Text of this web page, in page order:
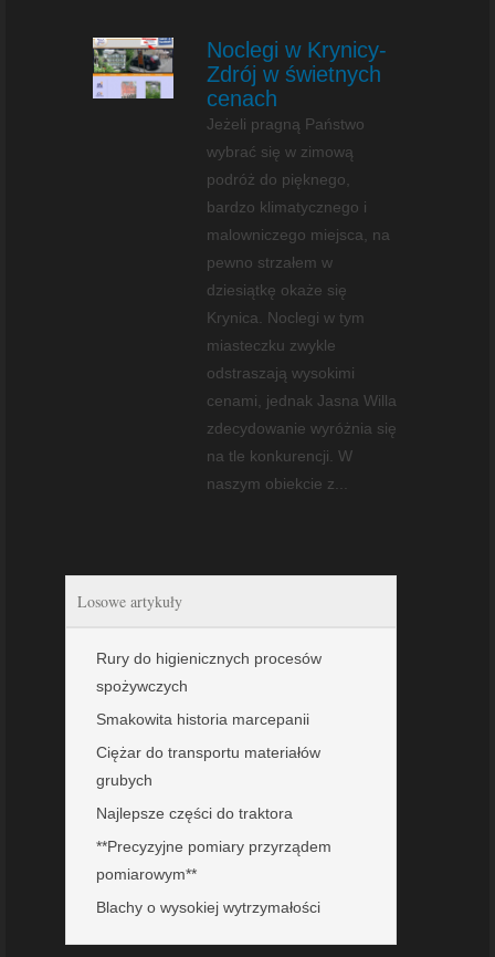
Noclegi w Krynicy-
Zdrój w świetnych
cenach
Jeżeli pragną Państwo
wybrać się w zimową
podróż do pięknego,
bardzo klimatycznego i
malowniczego miejsca, na
pewno strzałem w
dziesiątkę okaże się
Krynica. Noclegi w tym
miasteczku zwykle
odstraszają wysokimi
cenami, jednak Jasna Willa
zdecydowanie wyróżnia się
na tle konkurencji. W
naszym obiekcie z...
Losowe artykuły
Rury do higienicznych procesów
spożywczych
Smakowita historia marcepanii
Ciężar do transportu materiałów
grubych
Najlepsze części do traktora
**Precyzyjne pomiary przyrządem
pomiarowym**
Blachy o wysokiej wytrzymałości